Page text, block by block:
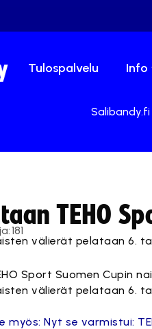
Tulospalvelu Info
Salibandy.fi
TEHO
181
välierät pelataan 6.
Sport Suomen Cupin
välierät pelataan 6.
myös: Nyt se varmistui: